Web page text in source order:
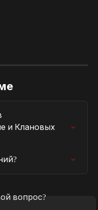
и Клановых
вопрос?